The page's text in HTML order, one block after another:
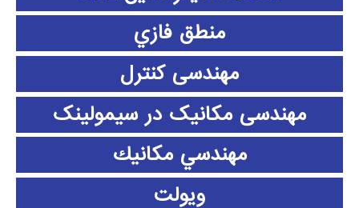
منطق فازي
مهندسی کنترل
مهندسی مکانیک در سیمولینک
مهندسي مكانيك
ویولت